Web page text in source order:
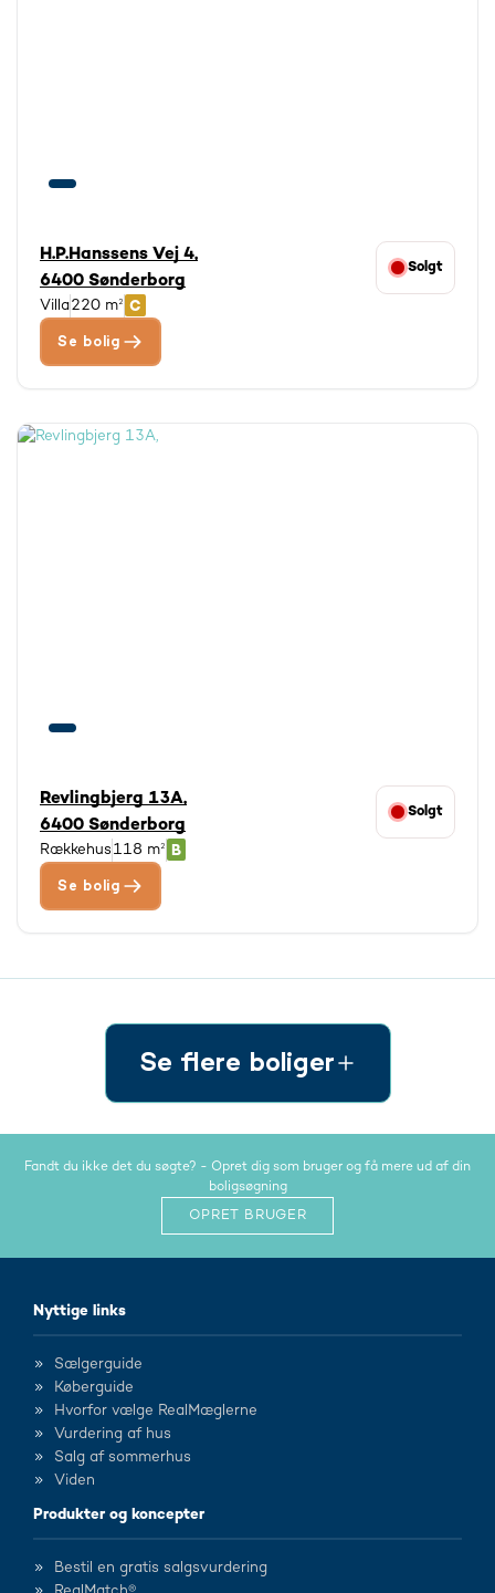
H.P.Hanssens Vej 4,
6400 Sønderborg
Solgt
Villa220 m²
Se bolig
Revlingbjerg 13A,
6400 Sønderborg
Solgt
Rækkehus 118 m²
Se bolig
Se flere boliger
Fandt du ikke det du søgte? - Opret dig som bruger og få mere ud af din
boligsøgning
OPRET BRUGER
Nyttige links
Sælgerguide
Køberguide
Hvorfor vælge RealMæglerne
Vurdering af hus
Salg af sommerhus
Viden
Produkter og koncepter
Bestil en gratis salgsvurdering